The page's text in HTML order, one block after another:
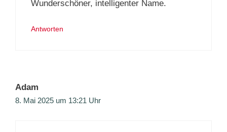
Wunderschöner, intelligenter Name.
Antworten
Adam
8. Mai 2025 um 13:21 Uhr